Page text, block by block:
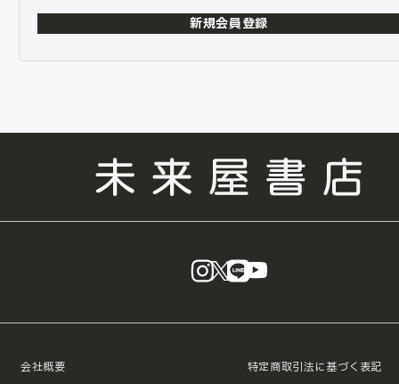
新規会員登録
instagram
X LINE
会社概要 特定商取引法に基づく表記